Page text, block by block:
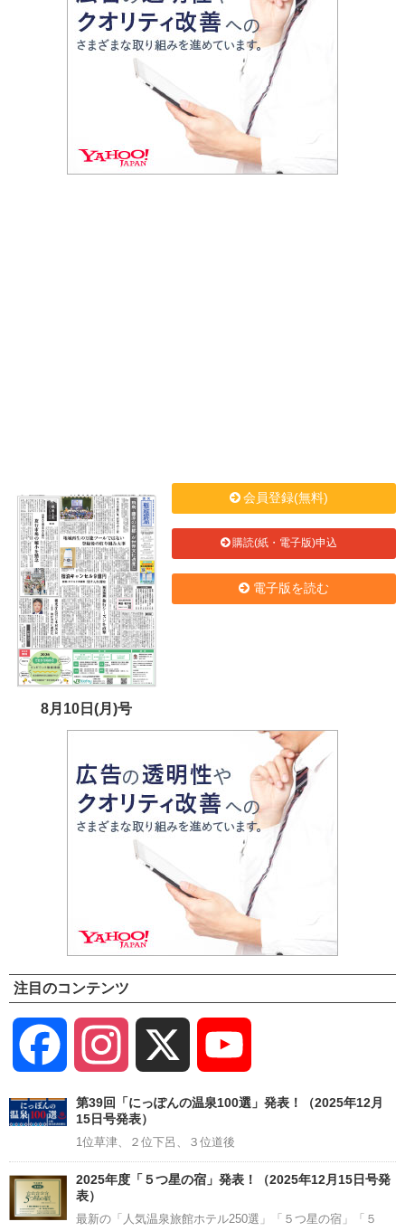
8月10日(月)号
会員登録(無料)
購読(紙・電子版)申込
電子版を読む
注目のコンテンツ
Facebook Instagram
Channel
第39回「にっぽんの温泉100選」発表！（2025年12月
15日号発表）
1位草津、２位下呂、３位道後
2025年度「５つ星の宿」発表！（2025年12月15日号発
表）
最新の「人気温泉旅館ホテル250選」「５つ星の宿」「５